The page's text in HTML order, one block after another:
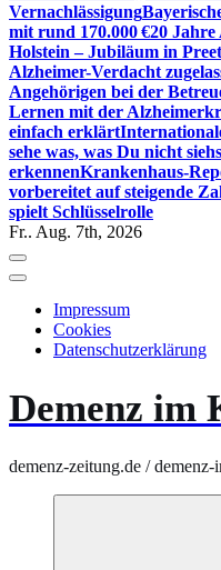
Vernachlässigung
mit rund 170.000 €20 Jahre
Holstein – Jubiläum in
Alzheimer-Verdacht
Angehörigen bei der
Lernen mit der
einfach erklärt
sehe was, was Du nicht
erkennenKrankenhaus-
vorbereitet auf steigende
spielt Schlüsselrolle
Fr.. Aug. 7th, 2026
Impressum
Cookies
Datenschutzerklärung
Demenz im
demenz-zeitung.de /